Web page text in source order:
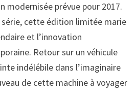
modernisée prévue pour 2017.
cette édition limitée marie
et l’innovation
Retour sur un véhicule
indélébile dans l’imaginaire
de cette machine à voyager